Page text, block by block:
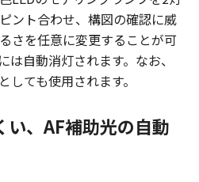
ント合わせ、構図の確認に威
さを任意に変更することが可
自動消灯されます。なお、
しても使用されます。
い、AF補助光の自動